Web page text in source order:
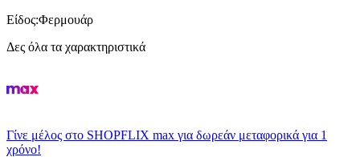
Είδος:Φερμουάρ
Δες όλα τα χαρακτηριστικά
Γίνε μέλος στο SHOPFLIX max για δωρεάν μεταφορικά για 1
χρόνο!